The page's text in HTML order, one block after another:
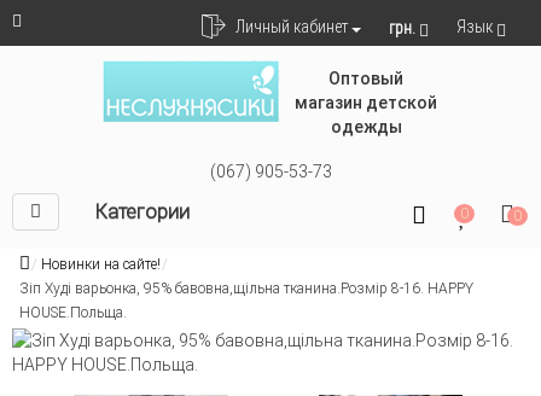
Личный кабинет грн. Язык
Оптовый
магазин детской
одежды
(067) 905-53-73
Категории 0 0
Новинки на сайте!
Зіп Худі варьонка, 95% бавовна,щільна тканина.Розмір 8-16. HAPPY
HOUSE.Польща.